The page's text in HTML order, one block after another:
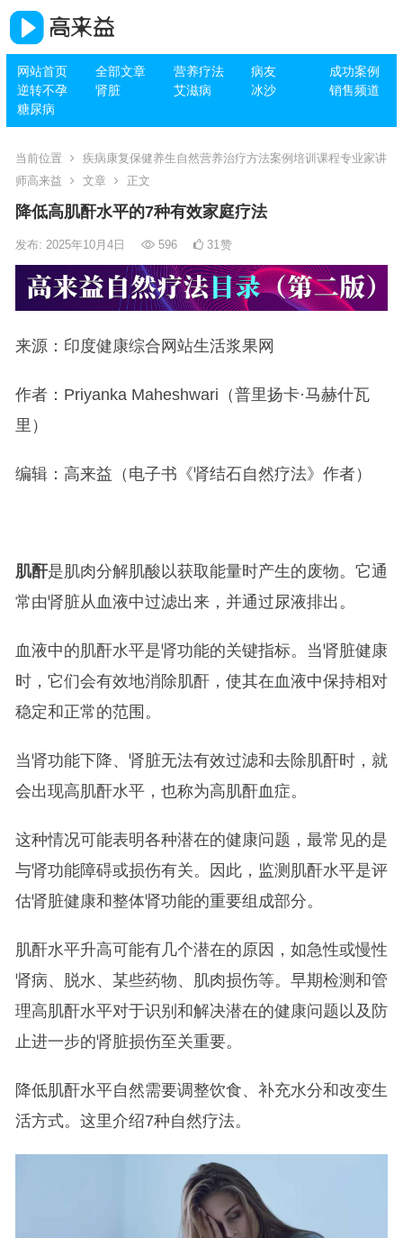
网站首页 全部文章 营养疗法 病友
成功案例
逆转不孕
肾脏 艾滋病 冰沙
销售频道
糖尿病
当前位置
疾病康复保健养生自然营养治疗方法案例培训课程专业家讲
师高来益
文章 正文
降低高肌酐水平的7种有效家庭疗法
发布: 2025年10月4日 596 31赞
来源：印度健康综合网站生活浆果网
作者：Priyanka Maheshwari（普里扬卡·马赫什瓦
里）
编辑：高来益（电子书《肾结石自然疗法》作者）
肌酐是肌肉分解肌酸以获取能量时产生的废物。它通
常由肾脏从血液中过滤出来，并通过尿液排出。
血液中的肌酐水平是肾功能的关键指标。当肾脏健康
时，它们会有效地消除肌酐，使其在血液中保持相对
稳定和正常的范围。
当肾功能下降、肾脏无法有效过滤和去除肌酐时，就
会出现高肌酐水平，也称为高肌酐血症。
这种情况可能表明各种潜在的健康问题，最常见的是
与肾功能障碍或损伤有关。因此，监测肌酐水平是评
估肾脏健康和整体肾功能的重要组成部分。
肌酐水平升高可能有几个潜在的原因，如急性或慢性
肾病、脱水、某些药物、肌肉损伤等。早期检测和管
理高肌酐水平对于识别和解决潜在的健康问题以及防
止进一步的肾脏损伤至关重要。
降低肌酐水平自然需要调整饮食、补充水分和改变生
活方式。这里介绍7种自然疗法。